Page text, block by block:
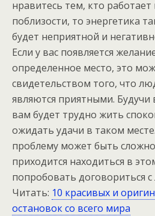
нравитесь тем, кто
поблизости, то энергетика
будет неприятной и
Если у вас появляется
определенное место, это
свидетельством того, что
являются приятными. Будучи
вам будет трудно жить
ожидать удачи в таком
проблему может быть
приходится находиться в
попробовать договориться
Читать: 10 красивых и
остановок со всего мира